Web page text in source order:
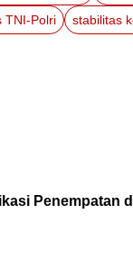
TNI-Polri stabilitas
Penempatan